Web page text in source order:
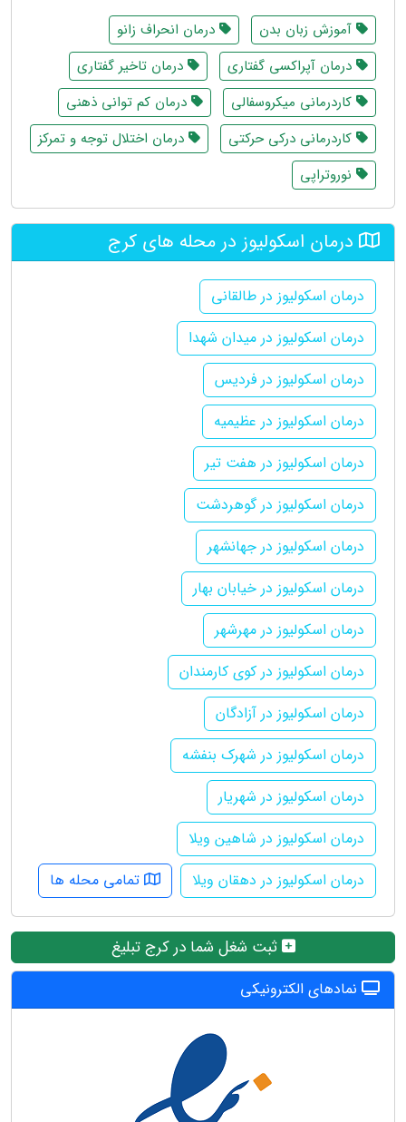
آموزش زبان بدن
درمان انحراف زانو
درمان آپراکسی گفتاری
درمان تاخیر گفتاری
کاردرمانی میکروسفالی
درمان کم توانی ذهنی
کاردرمانی درکی حرکتی
درمان اختلال توجه و تمرکز
نوروتراپی
درمان اسکولیوز در محله های کرج
درمان اسکولیوز در طالقانی
درمان اسکولیوز در میدان شهدا
درمان اسکولیوز در فردیس
درمان اسکولیوز در عظیمیه
درمان اسکولیوز در هفت تیر
درمان اسکولیوز در گوهردشت
درمان اسکولیوز در جهانشهر
درمان اسکولیوز در خیابان بهار
درمان اسکولیوز در مهرشهر
درمان اسکولیوز در کوی کارمندان
درمان اسکولیوز در آزادگان
درمان اسکولیوز در شهرک بنفشه
درمان اسکولیوز در شهریار
درمان اسکولیوز در شاهین ویلا
درمان اسکولیوز در دهقان ویلا
تمامی محله ها
ثبت شغل شما در کرج تبلیغ
نمادهای الکترونیکی